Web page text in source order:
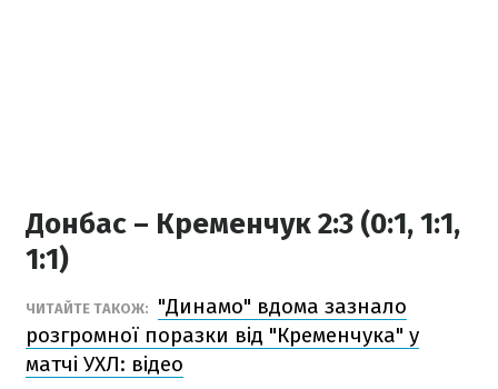
Донбас – Кременчук 2:3 (0:1, 1:1,
1:1)
ЧИТАЙТЕ ТАКОЖ:
"Динамо" вдома зазнало
розгромної поразки від "Кременчука" у
матчі УХЛ: відео